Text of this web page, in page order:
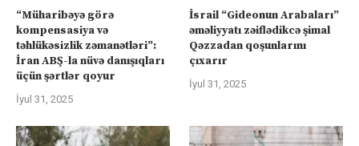
“Müharibəyə görə
kompensasiya və
təhlükəsizlik zəmanətləri”:
İran ABŞ-la nüvə danışıqları
üçün şərtlər qoyur
İyul 31, 2025
İsrail “Gideonun Arabaları”
əməliyyatı zəiflədikcə şimal
Qəzzadan qoşunlarını
çıxarır
İyul 31, 2025